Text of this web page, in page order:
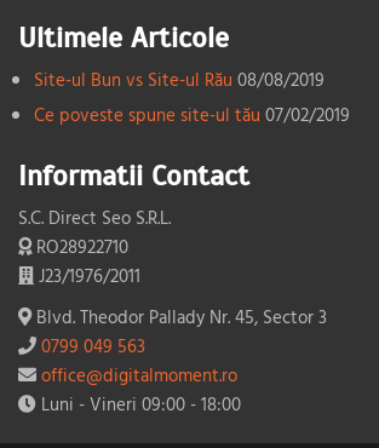
Ultimele Articole
Site-ul Bun vs Site-ul Rău 08/08/2019
Ce poveste spune site-ul tău 07/02/2019
Informatii Contact
S.C. Direct Seo S.R.L.
RO28922710
J23/1976/2011
Blvd. Theodor Pallady Nr. 45, Sector 3
0799 049 563
office@digitalmoment.ro
Luni - Vineri 09:00 - 18:00